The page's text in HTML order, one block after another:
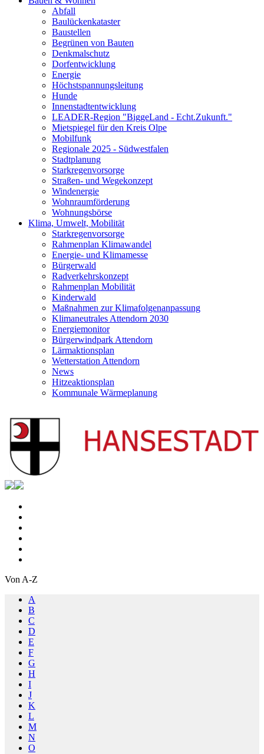
Abfall
Baulückenkataster
Baustellen
Begrünen von Bauten
Denkmalschutz
Dorfentwicklung
Energie
Höchstspannungsleitung
Hunde
Innenstadtentwicklung
LEADER-Region "BiggeLand - Echt.Zukunft."
Mietspiegel für den Kreis Olpe
Mobilfunk
Regionale 2025 - Südwestfalen
Stadtplanung
Starkregenvorsorge
Straßen- und Wegekonzept
Windenergie
Wohnraumförderung
Wohnungsbörse
Klima, Umwelt, Mobilität
Starkregenvorsorge
Rahmenplan Klimawandel
Energie- und Klimamesse
Bürgerwald
Radverkehrskonzept
Rahmenplan Mobilität
Kinderwald
Maßnahmen zur Klimafolgenanpassung
Klimaneutrales Attendorn 2030
Energiemonitor
Bürgerwindpark Attendorn
Lärmaktionsplan
Wetterstation Attendorn
News
Hitzeaktionsplan
Kommunale Wärmeplanung
Von A-Z
A
B
C
D
E
F
G
H
I
J
K
L
M
N
O